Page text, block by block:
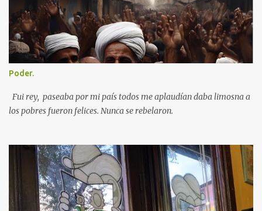
Poder.
Fui rey, paseaba por mi país todos me aplaudían daba limosna a
los pobres fueron felices. Nunca se rebelaron.